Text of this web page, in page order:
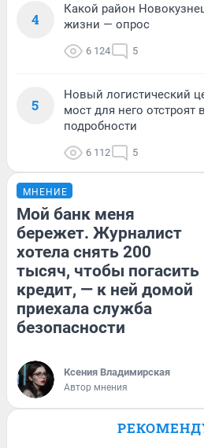
4
Какой район
жизни — опрос
6 124 5
5
Новый логистический
мост для него отстроят
подробности
6 112 5
МНЕНИЕ
Мой банк меня
бережет. Журналист
хотела снять 200
тысяч, чтобы погасить
кредит, — к ней домой
приехала служба
безопасности
Ксения Владимирская
Автор мнения